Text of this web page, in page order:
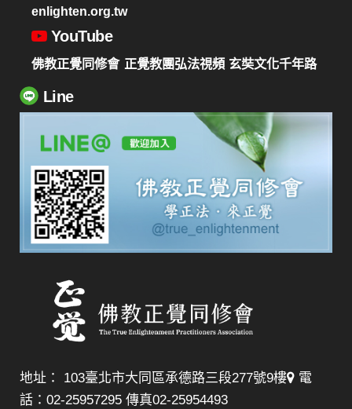
enlighten.org.tw
YouTube
佛教正覺同修會 正覺教團弘法視頻 玄奘文化千年路
Line
地址： 103臺北市大同區承德路三段277號9樓
電
話：02-25957295 傳真02-25954493